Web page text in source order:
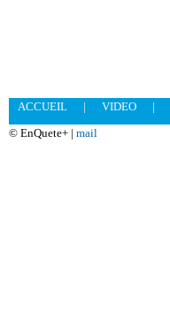
ACCUEIL | VIDEO |
© EnQuete+ | mail